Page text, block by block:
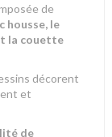
de
housse, le
la couette
décorent
et
de